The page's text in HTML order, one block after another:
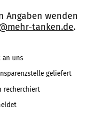
Angaben wenden
tanken.de.
an uns
geliefert
recherchiert